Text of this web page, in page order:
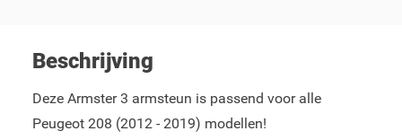
Beschrijving
Deze Armster 3 armsteun is passend voor alle
Peugeot 208 (2012 - 2019) modellen!